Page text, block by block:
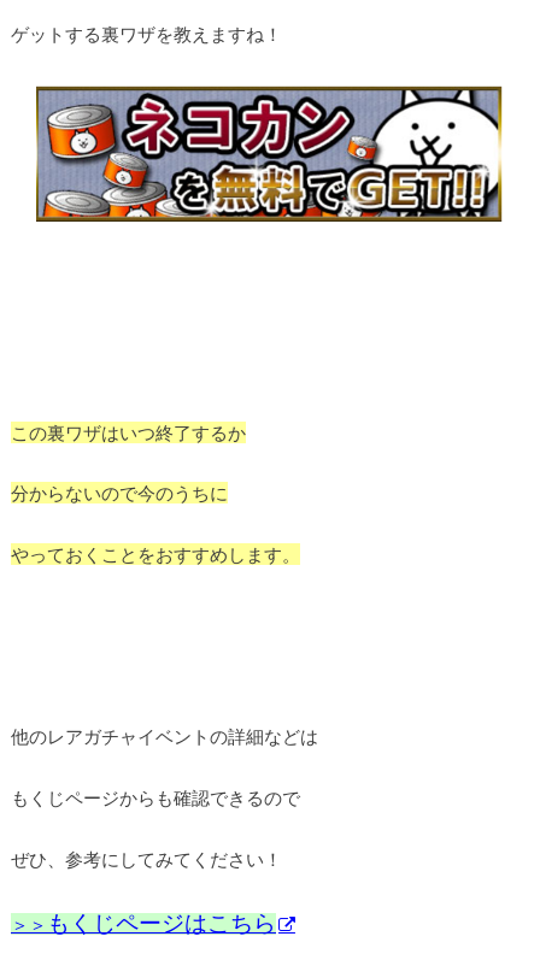
ゲットする裏ワザを教えますね！
この裏ワザはいつ終了するか
分からないので今のうちに
やっておくことをおすすめします。
他のレアガチャイベントの詳細などは
もくじページからも確認できるので
ぜひ、参考にしてみてください！
＞＞ もくじページはこちら